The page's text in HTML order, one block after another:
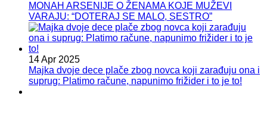
MONAH ARSENIJE O ŽENAMA KOJE MUŽEVI
VARAJU: “DOTERAJ SE MALO, SESTRO”
14 Apr 2025
Majka dvoje dece plače zbog novca koji zarađuju ona i
suprug: Platimo račune, napunimo frižider i to je to!